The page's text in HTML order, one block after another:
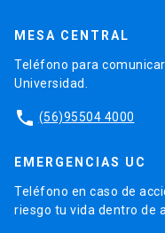
MESA CENTRAL
Teléfono para
Universidad.
phone (56)95504 4000
EMERGENCIAS UC
Teléfono en caso de
riesgo tu vida dentro de